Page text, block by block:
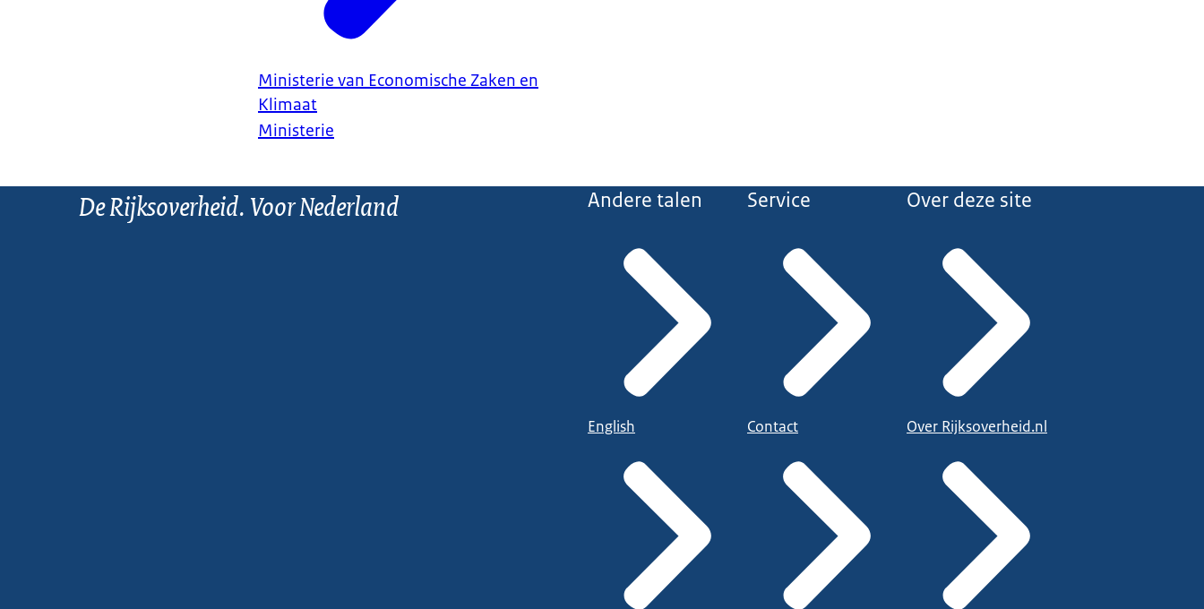
Ministerie van Economische Zaken en
Klimaat
Ministerie
De Rijksoverheid. Voor Nederland Andere talen
English
Service
Contact
Over deze site
Over Rijksoverheid.nl